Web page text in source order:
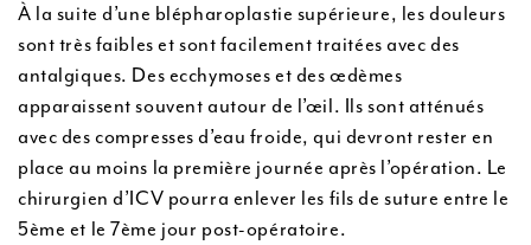
À la suite d’une blépharoplastie supérieure, les douleurs
sont très faibles et sont facilement traitées avec des
antalgiques. Des ecchymoses et des œdèmes
apparaissent souvent autour de l’œil. Ils sont atténués
avec des compresses d’eau froide, qui devront rester en
place au moins la première journée après l’opération. Le
chirurgien d’ICV pourra enlever les fils de suture entre le
5ème et le 7ème jour post-opératoire.